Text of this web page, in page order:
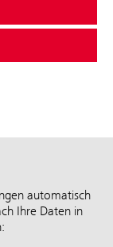
automatisch
Ihre Daten in